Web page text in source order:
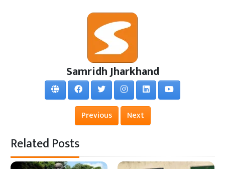
Samridh Jharkhand
Previous Next
Related Posts